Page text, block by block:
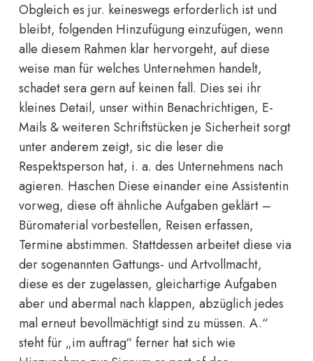
Obgleich es jur. keineswegs erforderlich ist und
bleibt, folgenden Hinzufügung einzufügen, wenn
alle diesem Rahmen klar hervorgeht, auf diese
weise man für welches Unternehmen handelt,
schadet sera gern auf keinen fall. Dies sei ihr
kleines Detail, unser within Benachrichtigen, E-
Mails & weiteren Schriftstücken je Sicherheit sorgt
unter anderem zeigt, sic die leser die
Respektsperson hat, i. a. des Unternehmens nach
agieren. Haschen Diese einander eine Assistentin
vorweg, diese oft ähnliche Aufgaben geklärt –
Büromaterial vorbestellen, Reisen erfassen,
Termine abstimmen. Stattdessen arbeitet diese via
der sogenannten Gattungs- und Artvollmacht,
diese es der zugelassen, gleichartige Aufgaben
aber und abermal nach klappen, abzüglich jedes
mal erneut bevollmächtigt sind zu müssen. A.“
steht für „im auftrag“ ferner hat sich wie